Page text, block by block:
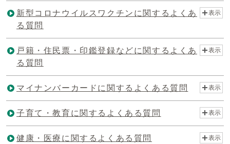
新型コロナウイルスワクチンに関するよくあ
る質問
表示
戸籍・住民票・印鑑登録などに関するよくあ
る質問
表示
マイナンバーカードに関するよくある質問 表示
子育て・教育に関するよくある質問 表示
健康・医療に関するよくある質問 表示